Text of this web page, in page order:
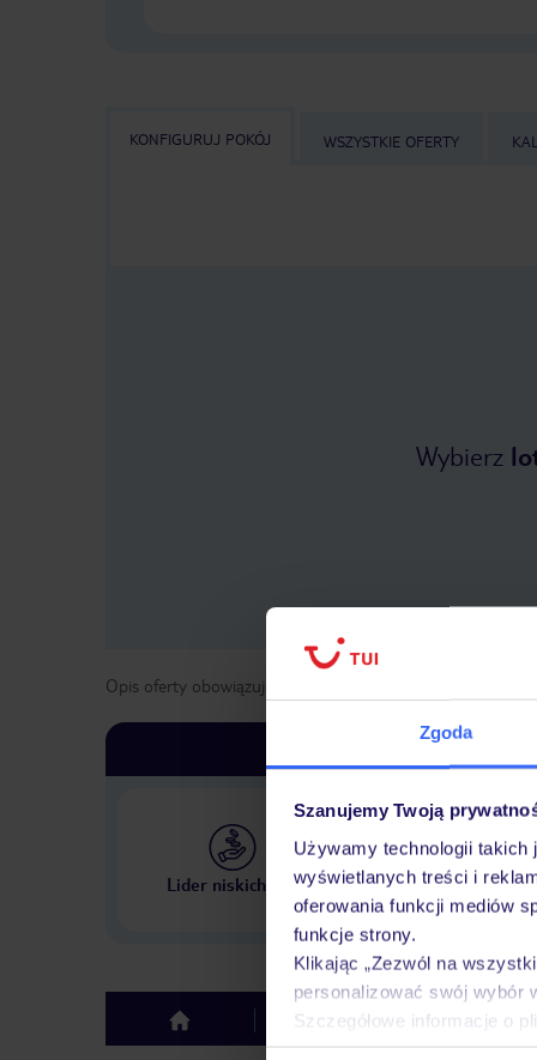
Zgoda
Szanujemy Twoją
Używamy technologii
wyświetlanych treści i
oferowania funkcji mediów
funkcje strony.
Klikając „Zezwól na
personalizować swój wybór
Szczegółowe informacje o
KONFIGURUJ POKÓJ WSZYSTKIE OFERTY
Wybierz
Opis oferty obowiązuje dla wyjazdów w terminie
Lider niskich cen
Największe biuro
w Polsce
top Hotel Opinie